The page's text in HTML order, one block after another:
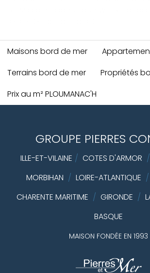
Maisons bord de mer
Terrains bord de mer
Propriétés
Prix au m² PLOUMANAC'H
GROUPE PIERRES
ILLE-ET-VILAINE / COTES D'ARMOR /
MORBIHAN / LOIRE-ATLANTIQUE /
CHARENTE MARITIME / GIRONDE /
BASQUE
MAISON FONDÉE EN 1993